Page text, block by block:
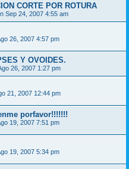
CORTE POR ROTURA
Sep 24, 2007 4:55 am
26, 2007 4:57 pm
Y OVOIDES.
26, 2007 1:27 pm
21, 2007 12:44 pm
porfavor!!!!!!!
19, 2007 7:51 pm
19, 2007 5:34 pm